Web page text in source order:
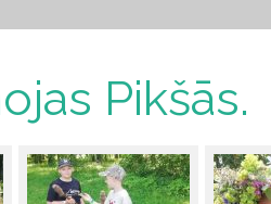
Pikšās.